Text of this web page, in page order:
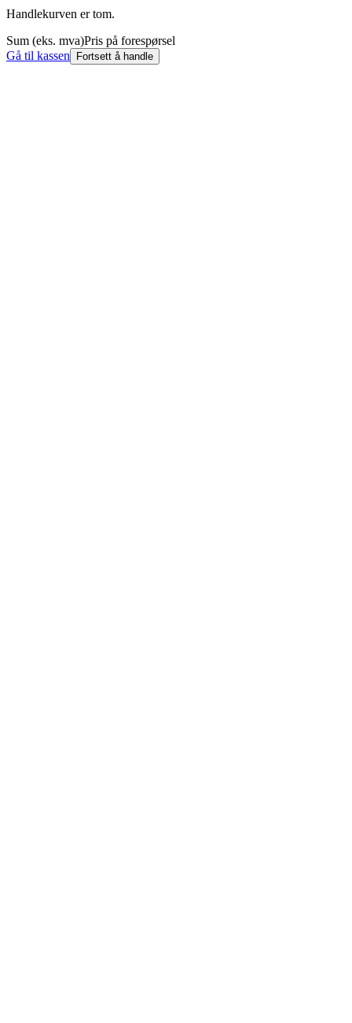
Handlekurven er tom.
Sum (eks. mva)Pris på forespørsel
Gå til kassen
Fortsett å handle